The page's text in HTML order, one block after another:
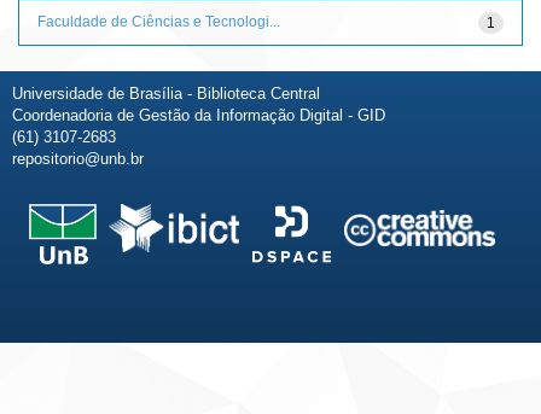
1
Faculdade de Ciências e Tecnologi...
Universidade de Brasília - Biblioteca Central
Coordenadoria de Gestão da Informação Digital - GID
(61) 3107-2683
repositorio@unb.br